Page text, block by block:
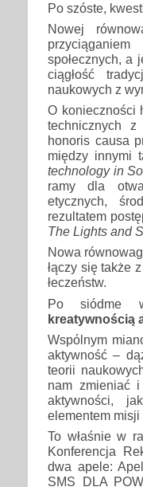
Po szóste,
Nowej
społecznych, a
ciągłość
naukowych z
O konieczności
technicznych
honoris causa
między innymi
technology in
ramy dla
etycznych,
rezultatem
The Lights and
Nowa
łączy się także
łeczeństw.
Po siódme
kreatywnością
Wspólnym
aktywność –
teorii
nam zmieniać i
aktywności,
elementem misji
To właśnie w
Konferencja
dwa apele:
SMS DLA